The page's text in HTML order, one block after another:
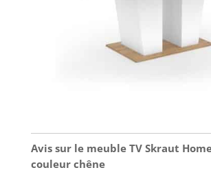
Avis sur le meuble TV Skraut
couleur chêne